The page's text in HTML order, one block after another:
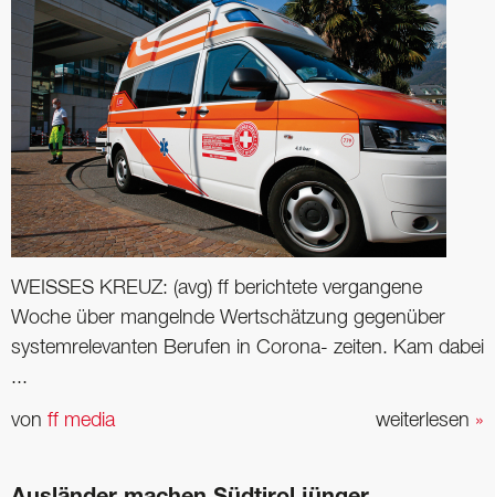
WEISSES KREUZ: (avg) ff berichtete vergangene
Woche über mangelnde Wertschätzung gegenüber
systemrelevanten Berufen in Corona- zeiten. Kam dabei
...
weiterlesen »
von ff media